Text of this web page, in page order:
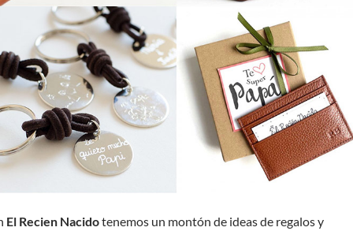
El Recien Nacidotenemos un montón de ideas de regalos y